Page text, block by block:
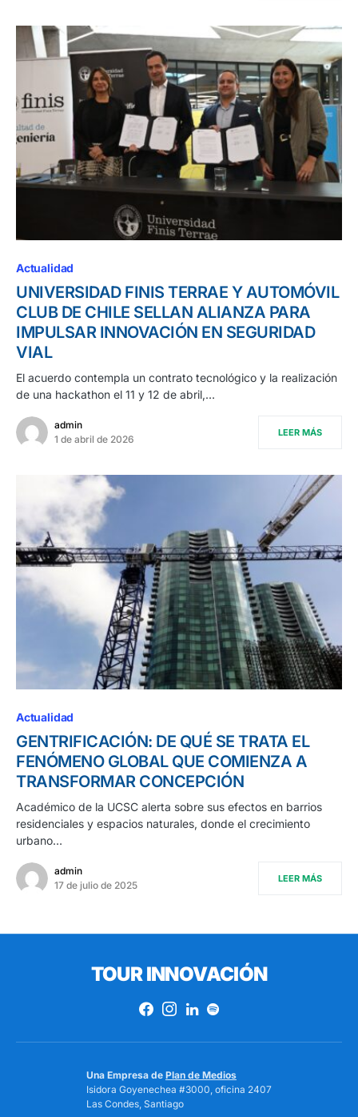
Actualidad
UNIVERSIDAD FINIS TERRAE Y AUTOMÓVIL
CLUB DE CHILE SELLAN ALIANZA PARA
IMPULSAR INNOVACIÓN EN SEGURIDAD
VIAL
El acuerdo contempla un contrato tecnológico y la realización
de una hackathon el 11 y 12 de abril,…
admin
1 de abril de 2026
LEER MÁS
Actualidad
GENTRIFICACIÓN: DE QUÉ SE TRATA EL
FENÓMENO GLOBAL QUE COMIENZA A
TRANSFORMAR CONCEPCIÓN
Académico de la UCSC alerta sobre sus efectos en barrios
residenciales y espacios naturales, donde el crecimiento
urbano…
admin
17 de julio de 2025
LEER MÁS
TOUR INNOVACIÓN
Una Empresa de Plan de Medios
Isidora Goyenechea #3000, oficina 2407
Las Condes, Santiago